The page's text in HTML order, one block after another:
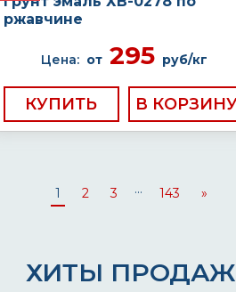
ржавчине
Цена: от295 руб/кг
КУПИТЬ
1 2 3 ... 143 »
ХИТЫ ПРОДАЖ